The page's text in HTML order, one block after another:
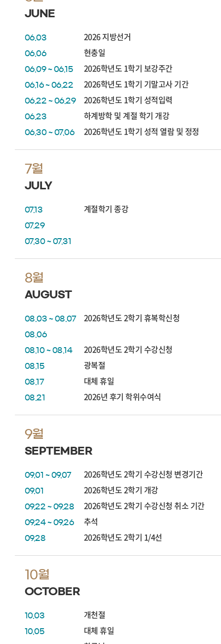
JUNE
06.03 2026 지방선거
06.06 현충일
06.09 ~ 06.15 2026학년도 1학기 보강주간
06.16 ~ 06.22 2026학년도 1학기 기말고사 기간
06.22 ~ 06.29 2026학년도 1학기 성적입력
06.23 하계방학 및 계절 학기 개강
06.30 ~ 07.06 2026학년도 1학기 성적 열람 및 정정
7월
JULY
07.13 계절학기 종강
07.29
07.30 ~ 07.31
8월
AUGUST
08.03 ~ 08.07 2026학년도 2학기 휴복학신청
08.06
08.10 ~ 08.14
2026학년도 2학기 수강신청
08.15 광복절
08.17 대체 휴일
08.21 2026년 후기 학위수여식
9월
SEPTEMBER
09.01 ~ 09.07 2026학년도 2학기 수강신청 변경기간
09.01 2026학년도 2학기 개강
09.22 ~ 09.28 2026학년도 2학기 수강신청 취소 기간
09.24 ~ 09.26 추석
09.28 2026학년도 2학기 1/4선
10월
OCTOBER
10.03 개천절
10.05 대체 휴일